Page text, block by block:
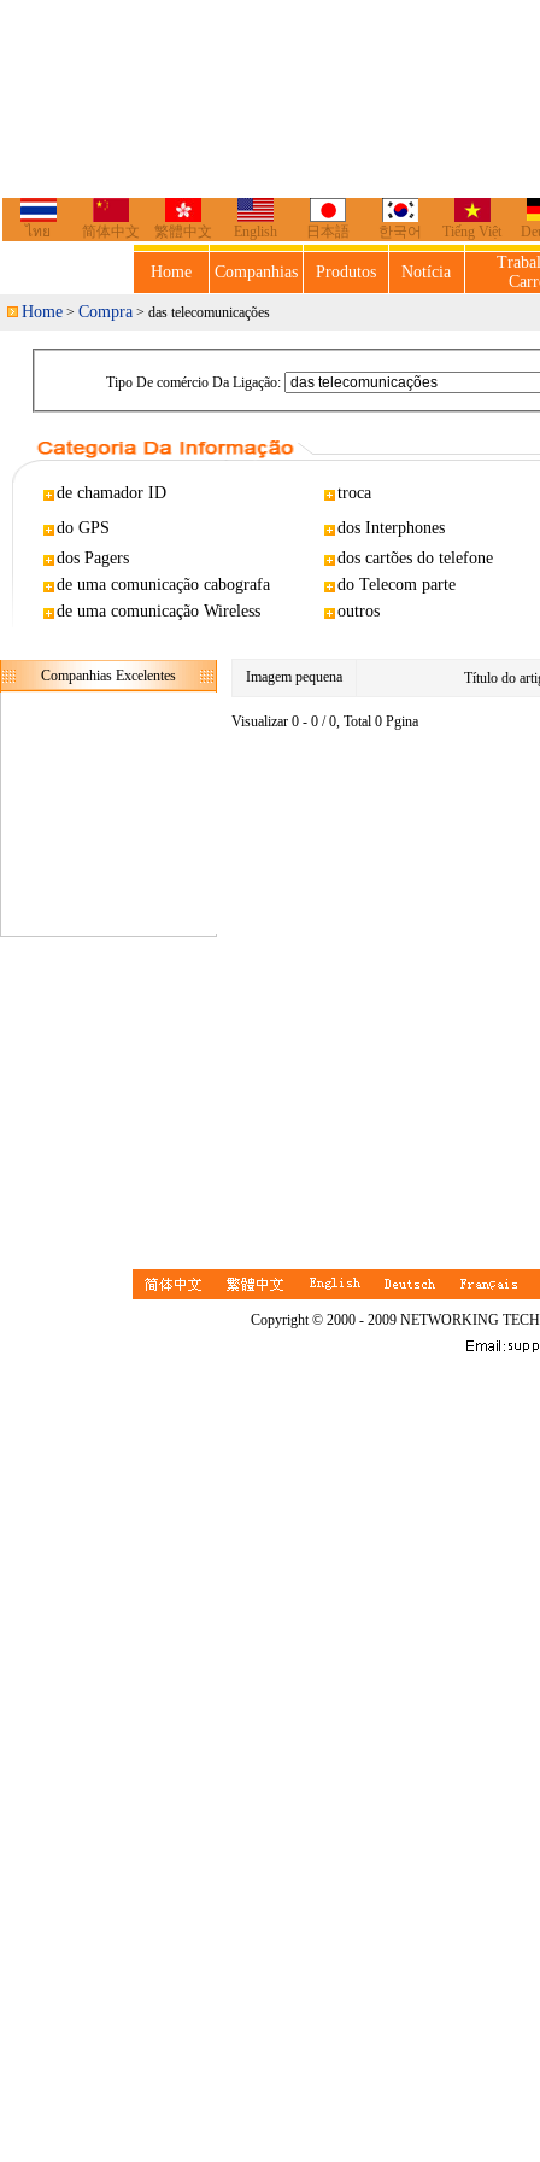
ไทย 简体中文 繁體中文 English 日本語 한국어 Tiếng Việt
Home Companhias Produtos Notícia
Home > Compra > das telecomunicações
Tipo De comércio Da Ligação:
de chamador ID
troca
do GPS
dos Interphones
dos Pagers
dos cartões do telefone
de uma comunicação cabografa
do Telecom parte
de uma comunicação Wireless
outros
Companhias Excelentes Imagem pequena Título do
Visualizar 0 - 0 / 0, Total 0 Pgina
Copyright © 2000 - 2009 NETWORKING